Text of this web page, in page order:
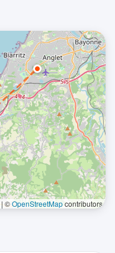
| ©OpenStreetMapcontributors